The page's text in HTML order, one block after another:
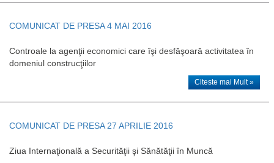
COMUNICAT DE PRESA 4 MAI 2016
Controale la agenţii economici care îşi desfăşoară activitatea în
domeniul construcţiilor
Citeste mai Mult »
COMUNICAT DE PRESA 27 APRILIE 2016
Ziua Internaţională a Securităţii şi Sănătăţii în Muncă